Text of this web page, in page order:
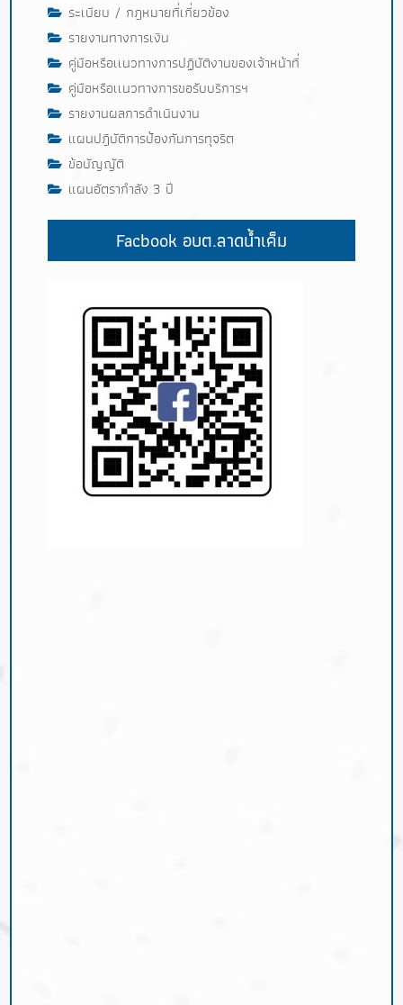
ระเบียบ / กฎหมายที่เกี่ยวข้อง
รายงานทางการเงิน
คู่มือหรือเเนวทางการปฏิบัติงานของเจ้าหน้าที่
คู่มือหรือเเนวทางการขอรับบริการฯ
รายงานผลการดำเนินงาน
แผนปฎิบัติการป้องกันการทุจริต
ข้อบัญญัติ
แผนอัตรากำลัง 3 ปี
Facbook อบต.ลาดน้ำเค็ม